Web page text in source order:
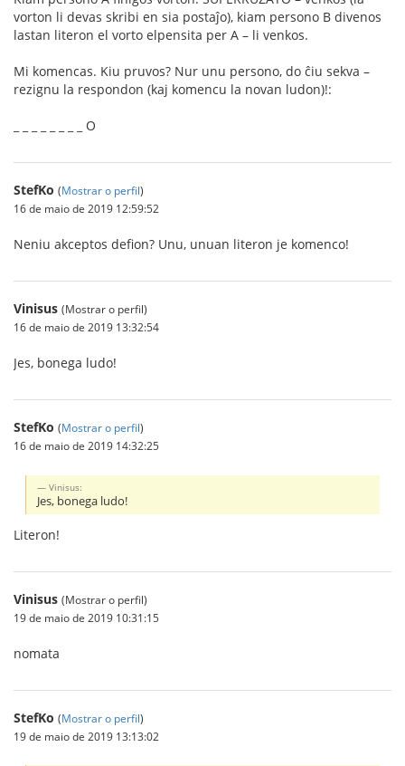
vorton li devas skribi en sia postaĵo), kiam persono B divenos
lastan literon el vorto elpensita per A – li venkos.
Mi komencas. Kiu pruvos? Nur unu persono, do ĉiu sekva –
rezignu la respondon (kaj komencu la novan ludon)!:
_ _ _ _ _ _ _ _ O
StefKo (Mostrar o perfil)
16 de maio de 2019 12:59:52
Neniu akceptos defion? Unu, unuan literon je komenco!
Vinisus (Mostrar o perfil)
16 de maio de 2019 13:32:54
Jes, bonega ludo!
StefKo (Mostrar o perfil)
16 de maio de 2019 14:32:25
Vinisus:
Jes, bonega ludo!
Literon!
Vinisus (Mostrar o perfil)
19 de maio de 2019 10:31:15
nomata
StefKo (Mostrar o perfil)
19 de maio de 2019 13:13:02